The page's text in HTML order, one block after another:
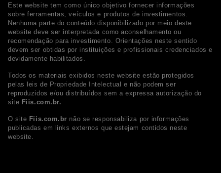
Este website tem como único objetivo fornecer informações
sobre ferramentas, veículos e produtos de investimentos.
Nenhuma parte do conteúdo disponibilizado por meio deste
website deve ser interpretada como aconselhamento ou
recomendação para investimento. Orientações neste sentido
devem ser obtidas por instituições e profissionais credenciados e
devidamente habilitados.
Todos os materiais exibidos neste website estão protegidos
pelas leis de Propriedade Intelectual e não podem ser
reproduzidos e/ou distribuídos sem a expressa autorização do
site Fiis.com.br.
O site Fiis.com.br não se responsabiliza por informações
publicadas em links externos que estejam contidos neste
website.